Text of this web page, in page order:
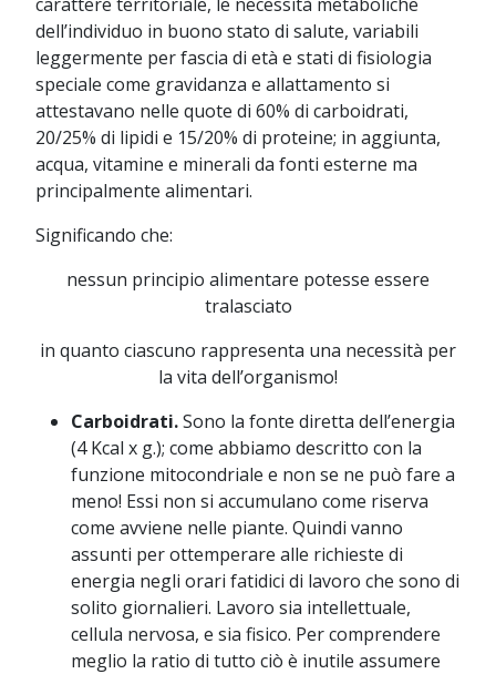
dell’individuo in buono stato di salute, variabili
leggermente per fascia di età e stati di fisiologia
speciale come gravidanza e allattamento si
attestavano nelle quote di 60% di carboidrati,
20/25% di lipidi e 15/20% di proteine; in aggiunta,
acqua, vitamine e minerali da fonti esterne ma
principalmente alimentari.
Significando che:
nessun principio alimentare potesse essere
tralasciato
in quanto ciascuno rappresenta una necessità per
la vita dell’organismo!
Carboidrati.Sono la fonte diretta dell’energia
(4 Kcal x g.); come abbiamo descritto con la
funzione mitocondriale e non se ne può fare a
meno! Essi non si accumulano come riserva
come avviene nelle piante. Quindi vanno
assunti per ottemperare alle richieste di
energia negli orari fatidici di lavoro che sono di
solito giornalieri. Lavoro sia intellettuale,
cellula nervosa, e sia fisico. Per comprendere
meglio la ratio di tutto ciò è inutile assumere